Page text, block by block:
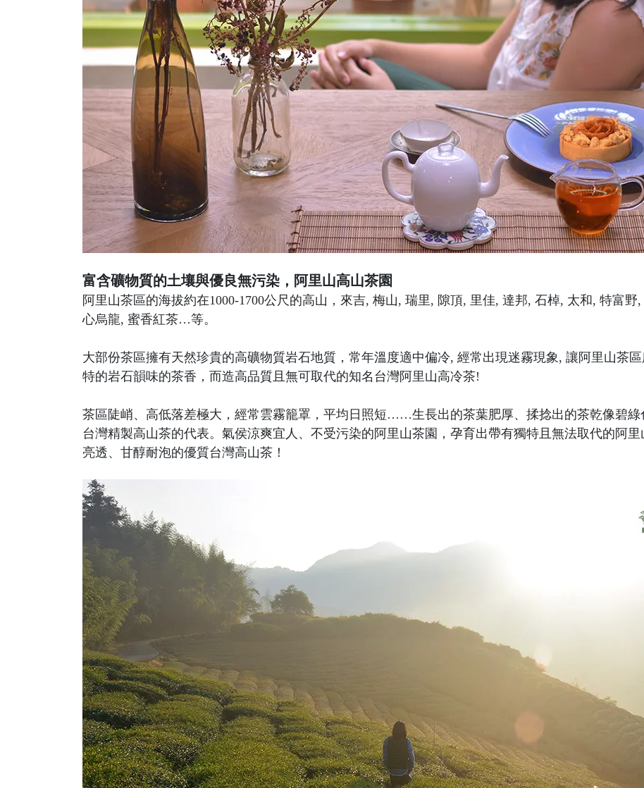
富含礦物質的土壤與優良無污染，阿里山高山茶園
阿里山茶區的海拔約在1000-1700公尺的高山，來吉, 梅山, 瑞里, 隙頂, 里佳, 達邦, 石棹, 太和, 特富
心烏龍, 蜜香紅茶…等。
大部份茶區擁有天然珍貴的高礦物質岩石地質，常年溫度適中偏冷, 經常出現迷霧現象, 讓阿里山茶
特的岩石韻味的茶香，而造高品質且無可取代的知名台灣阿里山高冷茶!
茶區陡峭、高低落差極大，經常雲霧籠罩，平均日照短……生長出的茶葉肥厚、揉捻出的茶乾像碧
台灣精製高山茶的代表。氣侯涼爽宜人、不受污染的阿里山茶園，孕育出帶有獨特且無法取代的阿
亮透、甘醇耐泡的優質台灣高山茶！